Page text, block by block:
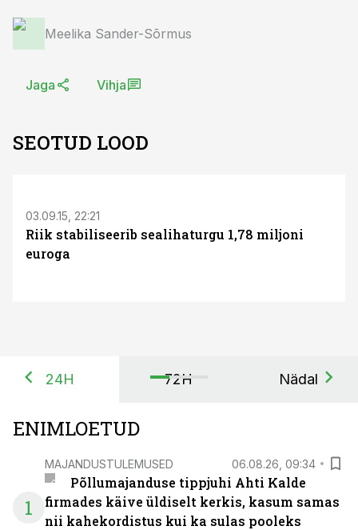
Meelika Sander-Sõrmus
Jaga Vihja
SEOTUD LOOD
03.09.15, 22:21
Riik stabiliseerib sealihaturgu 1,78 miljoni
euroga
24H 72H Nädal
ENIMLOETUD
1
MAJANDUSTULEMUSED 06.08.26, 09:34
Põllumajanduse tippjuhi Ahti Kalde
firmades käive üldiselt kerkis, kasum samas
nii kahekordistus kui ka sulas pooleks